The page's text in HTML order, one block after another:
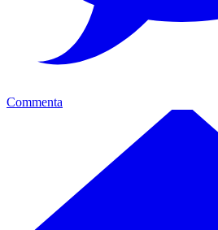
Commenta